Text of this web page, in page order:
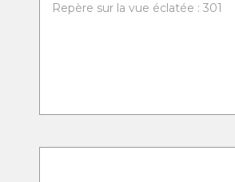
Repère sur la vue éclatée : 301